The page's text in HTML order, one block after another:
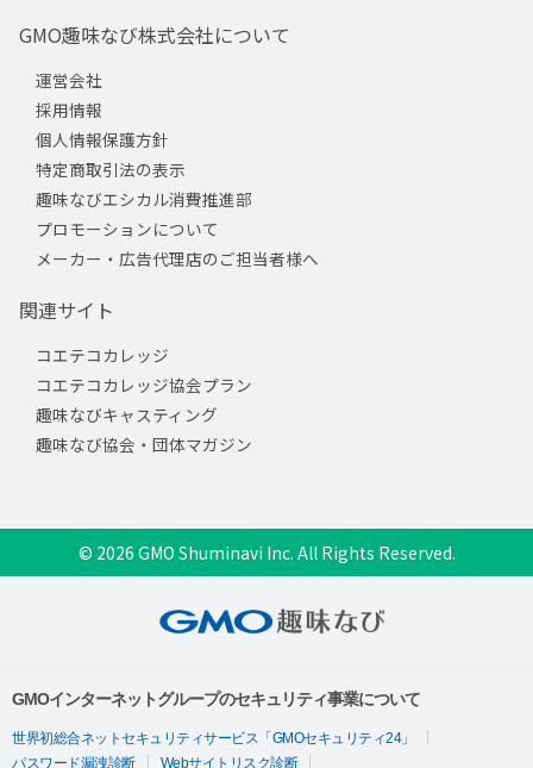
GMO趣味なび株式会社について
運営会社
採用情報
個人情報保護方針
特定商取引法の表示
趣味なびエシカル消費推進部
プロモーションについて
メーカー・広告代理店のご担当者様へ
関連サイト
コエテコカレッジ
コエテコカレッジ協会プラン
趣味なびキャスティング
趣味なび協会・団体マガジン
© 2026 GMO Shuminavi Inc. All Rights Reserved.